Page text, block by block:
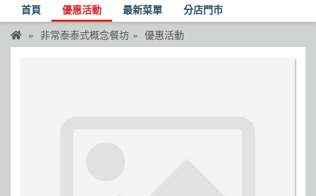
首頁 優惠活動 最新菜單 分店門市
非常泰泰式概念餐坊 優惠活動
優惠活動
折價卷